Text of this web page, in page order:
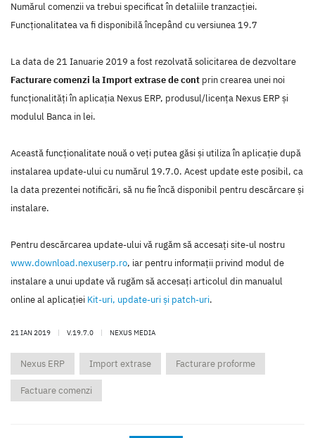
Numărul comenzii va trebui specificat în detaliile tranzacției.
Funcționalitatea va fi disponibilă începând cu versiunea 19.7
La data de 21 Ianuarie 2019 a fost rezolvată solicitarea de dezvoltare
Facturare comenzi la Import extrase de cont prin crearea unei noi
funcţionalităţi în aplicaţia Nexus ERP, produsul/licenţa Nexus ERP şi
modulul Banca in lei.
Această funcţionalitate nouă o veţi putea găsi şi utiliza în aplicaţie după
instalarea update-ului cu numărul 19.7.0. Acest update este posibil, ca
la data prezentei notificări, să nu fie încă disponibil pentru descărcare şi
instalare.
Pentru descărcarea update-ului vă rugăm să accesaţi site-ul nostru
www.download.nexuserp.ro, iar pentru informaţii privind modul de
instalare a unui update vă rugăm să accesaţi articolul din manualul
online al aplicaţiei Kit-uri, update-uri şi patch-uri.
21 IAN 2019 | V.19.7.0 | NEXUS MEDIA
Nexus ERP Import extrase Facturare proforme
Factuare comenzi